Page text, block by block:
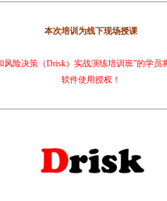
本次培训为线下现场授课
风险决策（Drisk）实战演练培训班”的学员
软件使用授权！